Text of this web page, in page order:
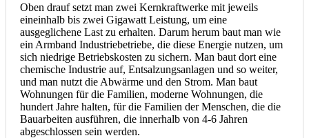
Oben drauf setzt man zwei Kernkraftwerke mit jeweils
eineinhalb bis zwei Gigawatt Leistung, um eine
ausgeglichene Last zu erhalten. Darum herum baut man wie
ein Armband Industriebetriebe, die diese Energie nutzen, um
sich niedrige Betriebskosten zu sichern. Man baut dort eine
chemische Industrie auf, Entsalzungsanlagen und so weiter,
und man nutzt die Abwärme und den Strom. Man baut
Wohnungen für die Familien, moderne Wohnungen, die
hundert Jahre halten, für die Familien der Menschen, die die
Bauarbeiten ausführen, die innerhalb von 4-6 Jahren
abgeschlossen sein werden.